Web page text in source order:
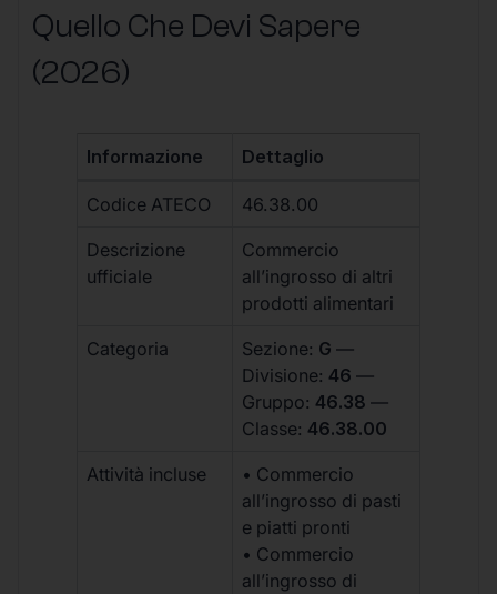
Quello Che Devi Sapere
(2026)
Informazione Dettaglio
Codice ATECO 46.38.00
Descrizione
ufficiale
Commercio
all’ingrosso di altri
prodotti alimentari
Categoria Sezione: G —
Divisione: 46 —
Gruppo: 46.38 —
Classe: 46.38.00
Attività incluse
• Commercio
all’ingrosso di pasti
e piatti pronti
• Commercio
all’ingrosso di